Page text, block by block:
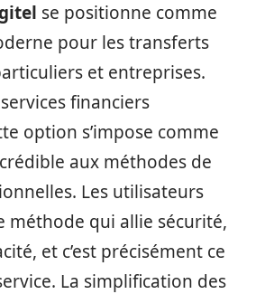
se positionne comme
pour les transferts
et entreprises.
financiers
option s’impose comme
aux méthodes de
Les utilisateurs
méthode qui allie sécurité,
et c’est précisément ce
La simplification des